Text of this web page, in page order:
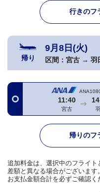
行きのフ
帰り
9月8日(火)
区間： 宮古 → 羽
11:40
宮古
帰りのフ
追加料金は、選択中のフライ
差額と異なる場合がございま
お支払金額合計を必ずご確認く